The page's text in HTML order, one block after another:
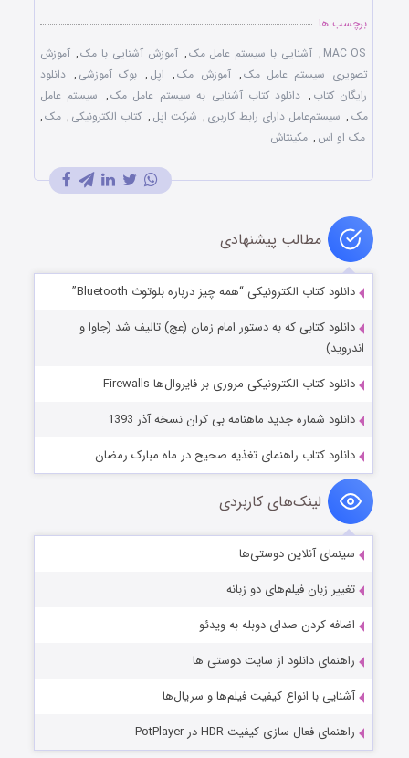
برچسب ها
MAC OS
, آشنایی با سیستم عامل مک, آموزش آشنایی با مک, آموزش
تصویری سیستم عامل مک, آموزش مک, اپل , بوک آموزشی , دانلود
رایگان کتاب , دانلود کتاب آشنایی به سیستم عامل مک, سیستم عامل
مک , سیستم‌عامل دارای رابط کاربری , شرکت اپل , کتاب الکترونیکی , مک,
مک او اس , مکینتاش
مطالب پیشنهادی
دانلود کتاب الکترونیکی “همه چیز درباره بلوتوث Bluetooth”
دانلود كتابی كه به دستور امام زمان (عج) تاليف شد (جاوا و
اندروید)
دانلود کتاب الکترونیکی مروری بر فایروال‌ها Firewalls
دانلود شماره جدید ماهنامه بی کران نسخه آذر 1393
دانلود کتاب راهنمای تغذیه صحیح در ماه مبارک رمضان
لینک‌های کاربردی
سینمای آنلاین دوستی‌ها
تغییر زبان فیلم‌های دو زبانه
اضافه کردن صدای دوبله به ویدئو
راهنمای دانلود از سایت دوستی ها
آشنایی با انواع کیفیت فیلم‌ها و سریال‌ها
راهنمای فعال سازی کیفیت HDR در PotPlayer